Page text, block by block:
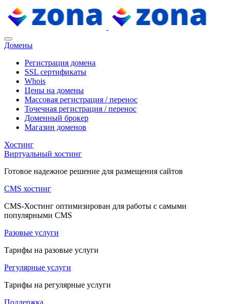
Домены
Регистрация домена
SSL сертификаты
Whois
Цены на домены
Массовая регистрация / перенос
Точечная регистрация / перенос
Доменный брокер
Магазин доменов
Хостинг
Виртуальный хостинг
Готовое надежное решение для размещения сайтов
CMS хостинг
CMS-Хостинг оптимизирован для работы с самыми
популярными CMS
Разовые услуги
Тарифы на разовые услуги
Регулярные услуги
Тарифы на регулярные услуги
Поддержка